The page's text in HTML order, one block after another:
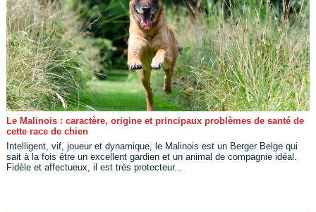
Le Malinois : caractère, origine et principaux problèmes de santé de
cette race de chien
Intelligent, vif, joueur et dynamique, le Malinois est un Berger Belge qui
sait à la fois être un excellent gardien et un animal de compagnie idéal.
Fidèle et affectueux, il est très protecteur...